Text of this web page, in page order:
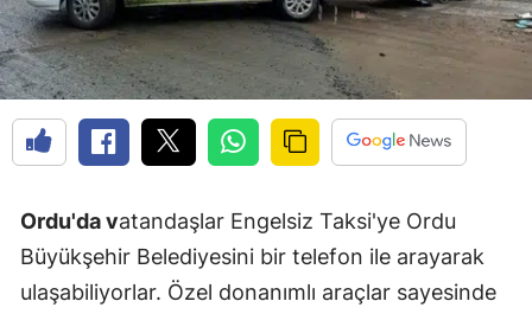
Ordu'da vatandaşlar Engelsiz Taksi'ye Ordu
Büyükşehir Belediyesini bir telefon ile arayarak
ulaşabiliyorlar. Özel donanımlı araçlar sayesinde